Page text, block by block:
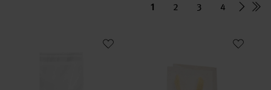
1 2 3 4
Klarsichttüten mit Klebelasche 20 StückGeschenktüte Natur